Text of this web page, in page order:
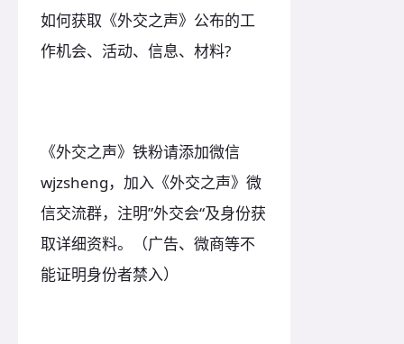
如何获取《外交之声》公布的工
作机会、活动、信息、材料?
《外交之声》铁粉请添加微信
wjzsheng，加入《外交之声》微
信交流群，注明”外交会“及身份获
取详细资料。（广告、微商等不
能证明身份者禁入）